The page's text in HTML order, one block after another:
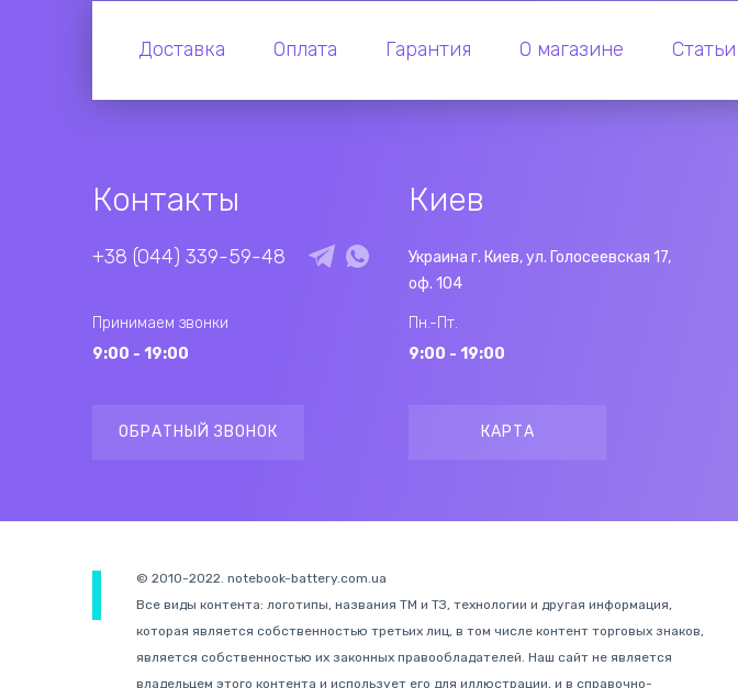
Доставка Оплата Гарантия О магазине Статьи
Контакты
+38 (044) 339-59-48
Принимаем звонки
9:00 - 19:00
ОБРАТНЫЙ ЗВОНОК
Киев
Украина г. Киев, ул. Голосеевская 17,
оф. 104
Пн.-Пт.
9:00 - 19:00
КАРТА
© 2010-2022. notebook-battery.com.ua
Все виды контента: логотипы, названия ТМ и ТЗ, технологии и другая информация,
которая является собственностью третьих лиц, в том числе контент торговых знаков,
является собственностью их законных правообладателей. Наш сайт не является
владельцем этого контента и использует его для иллюстрации, и в справочно-